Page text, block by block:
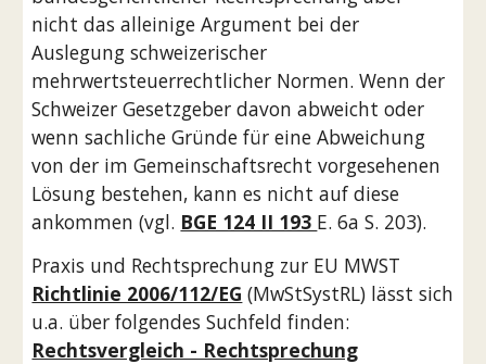
nicht das alleinige Argument bei der
Auslegung schweizerischer
mehrwertsteuerrechtlicher Normen. Wenn der
Schweizer Gesetzgeber davon abweicht oder
wenn sachliche Gründe für eine Abweichung
von der im Gemeinschaftsrecht vorgesehenen
Lösung bestehen, kann es nicht auf diese
ankommen (vgl. BGE 124 II 193 E. 6a S. 203).
Richtlinie 2006/112/EG (MwStSystRL) lässt sich
Rechtsvergleich - Rechtsprechung